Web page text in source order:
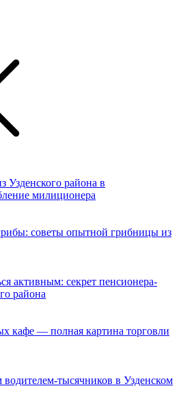
Узденского района в
милиционера
советы опытной грибницы из
активным: секрет пенсионера-
района
кафе — полная картина торговли
тысячников в Узденском